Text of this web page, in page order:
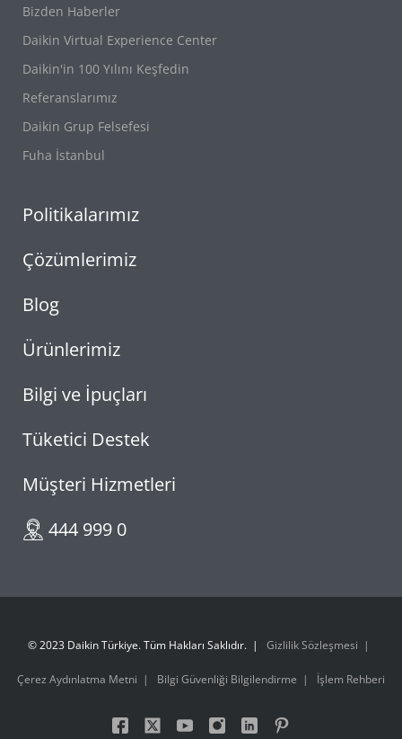
Bizden Haberler
Daikin Virtual Experience Center
Daikin'in 100 Yılını Keşfedin
Referanslarımız
Daikin Grup Felsefesi
Fuha İstanbul
Politikalarımız
Çözümlerimiz
Blog
Ürünlerimiz
Bilgi ve İpuçları
Tüketici Destek
Müşteri Hizmetleri
444 999 0
© 2023 Daikin Türkiye. Tüm Hakları Saklıdır. Gizlilik Sözleşmesi
Çerez Aydınlatma Metni Bilgi Güvenliği Bilgilendirme İşlem Rehberi